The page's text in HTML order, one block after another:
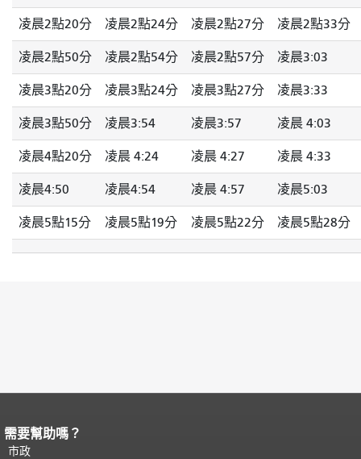
凌晨2點20分 凌晨2點24分 凌晨2點27分 凌晨2點33分
凌晨2點50分 凌晨2點54分 凌晨2點57分 凌晨3:03
凌晨3點20分 凌晨3點24分 凌晨3點27分 凌晨3:33
凌晨3點50分 凌晨3:54 凌晨3:57 凌晨 4:03
凌晨4點20分 凌晨 4:24 凌晨 4:27 凌晨 4:33
凌晨4:50 凌晨4:54 凌晨 4:57 凌晨5:03
凌晨5點15分 凌晨5點19分 凌晨5點22分 凌晨5點28分
頁面內容結束。
都會重複顯示。
需要幫助嗎？
市政